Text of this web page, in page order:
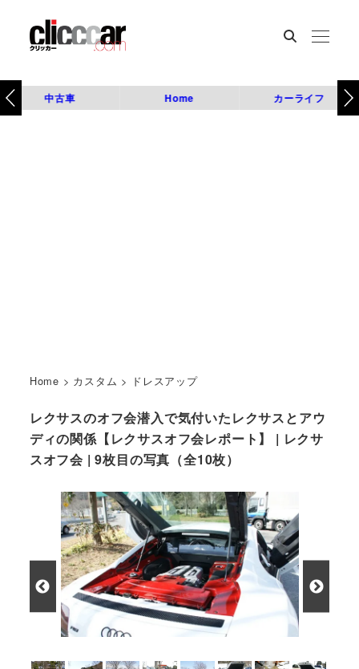
中古車 Home カーライフ
Home > カスタム > ドレスアップ
レクサスのオフ会潜入で気付いたレクサスとアウ
ディの関係【レクサスオフ会レポート】 | レクサ
スオフ会 | 9枚目の写真（全10枚）